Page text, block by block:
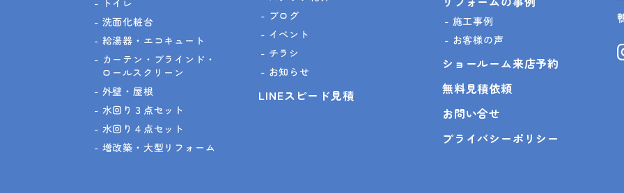
洗面化粧台
給湯器・エコキュート
カーテン・ブラインド・
ロールスクリーン
外壁・屋根
水回り３点セット
水回り４点セット
増改築・大型リフォーム
ブログ
イベント
チラシ
お知らせ
LINEスピード見積
施工事例
お客様の声
ショールーム来店予約
無料見積依頼
お問い合せ
プライバシーポリシー